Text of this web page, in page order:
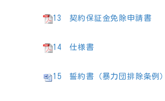
13 契約保証金免除申請書
14 仕様書
15 誓約書（暴力団排除条例）